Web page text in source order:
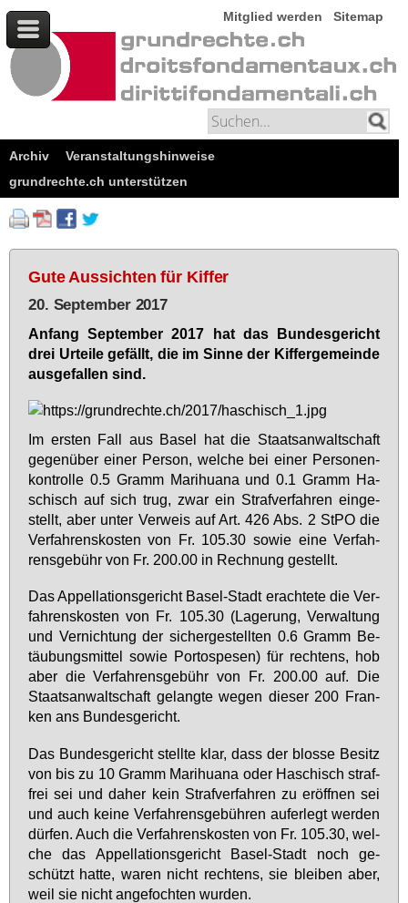
Mitglied werden Sitemap
Archiv
Veranstaltungshinweise
grundrechte.ch unterstützen
Gute Aussichten für Kiffer
20. September 2017
An­fang Sep­tem­ber 2017 hat das Bun­des­ge­richt
drei Ur­tei­le ge­fällt, die im Sin­ne der Kif­fer­ge­mein­de
aus­ge­fal­len sind.
Im ers­ten Fall aus Ba­sel hat die Staats­an­walt­schaft
ge­gen­über ei­ner Per­son, wel­che bei ei­ner Per­so­nen­
kon­trol­le 0.5 Gramm Ma­ri­hua­na und 0.1 Gramm Ha­
schisch auf sich trug, zwar ein Straf­ver­fah­ren ein­ge­
stellt, aber un­ter Ver­weis auf Art. 426 Abs. 2 StPO die
Ver­fah­rens­kos­ten von Fr. 105.30 so­wie ei­ne Ver­fah­
rens­ge­bühr von Fr. 200.00 in Rech­nung ge­stellt.
Das Ap­pel­la­ti­ons­ge­richt Ba­sel-Stadt er­ach­te­te die Ver­
fah­rens­kos­ten von Fr. 105.30 (La­ge­rung, Ver­wal­tung
und Ver­nich­tung der si­cher­ge­stell­ten 0.6 Gramm Be­
täu­bungs­mit­tel so­wie Por­to­spe­sen) für rech­tens, hob
aber die Ver­fah­rens­ge­bühr von Fr. 200.00 auf. Die
Staats­an­walt­schaft ge­lang­te we­gen die­ser 200 Fran­
ken ans Bun­des­ge­richt.
Das Bun­des­ge­richt stell­te klar, dass der blos­se Be­sitz
von bis zu 10 Gramm Ma­ri­hua­na oder Ha­schisch straf­
frei sei und da­her kein Straf­ver­fah­ren zu er­öff­nen sei
und auch kei­ne Ver­fah­rens­ge­büh­ren auf­er­legt wer­den
dür­fen. Auch die Ver­fah­rens­kos­ten von Fr. 105.30, wel­
che das Ap­pel­la­ti­ons­ge­richt Ba­sel-Stadt noch ge­
schützt hat­te, wa­ren nicht rech­tens, sie blei­ben aber,
weil sie nicht an­ge­foch­ten wur­den.